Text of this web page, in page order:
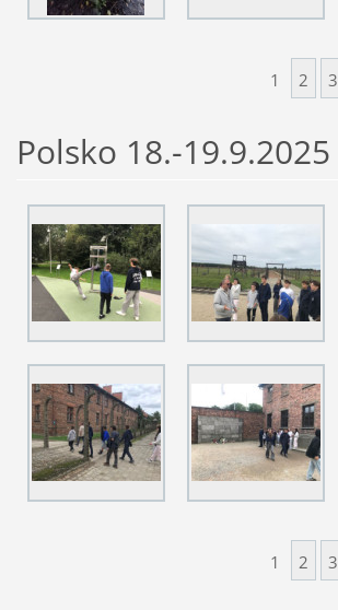
1 2 3
Polsko 18.-19.9.2025
1 2 3